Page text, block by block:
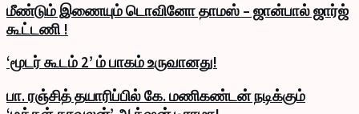
மீண்டும் இணையும் டொவினோ தாமஸ் – ஜான்பால் ஜார்ஜ்
கூட்டணி !
‘மூடர் கூடம் 2’ ம் பாகம் உருவானது!
பா. ரஞ்சித் தயாரிப்பில் கே. மணிகண்டன் நடிக்கும்